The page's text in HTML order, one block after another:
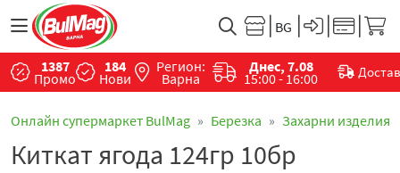
1387
Промо
184
Нови
Регион:
Варна
Днес, 7.08
15:00 - 16:00
Онлайн супермаркет BulMag Березка Захарни изделия
Киткат ягода 124гр 10бр